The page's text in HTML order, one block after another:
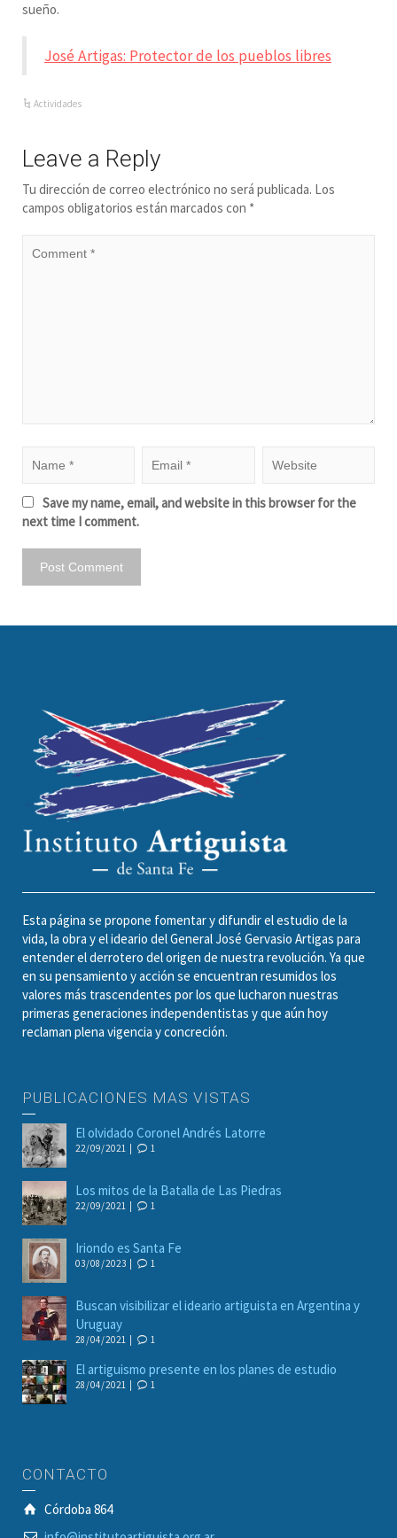
sueño.
José Artigas: Protector de los pueblos libres
Actividades
Leave a Reply
Tu dirección de correo electrónico no será publicada. Los
campos obligatorios están marcados con *
Save my name, email, and website in this browser for the
next time I comment.
Esta página se propone fomentar y difundir el estudio de la
vida, la obra y el ideario del General José Gervasio Artigas para
entender el derrotero del origen de nuestra revolución. Ya que
en su pensamiento y acción se encuentran resumidos los
valores más trascendentes por los que lucharon nuestras
primeras generaciones independentistas y que aún hoy
reclaman plena vigencia y concreción.
PUBLICACIONES MAS VISTAS
El olvidado Coronel Andrés Latorre
22/09/2021 | 1
Los mitos de la Batalla de Las Piedras
22/09/2021 | 1
Iriondo es Santa Fe
03/08/2023 | 1
Buscan visibilizar el ideario artiguista en Argentina y
Uruguay
28/04/2021 | 1
El artiguismo presente en los planes de estudio
28/04/2021 | 1
CONTACTO
Córdoba 864